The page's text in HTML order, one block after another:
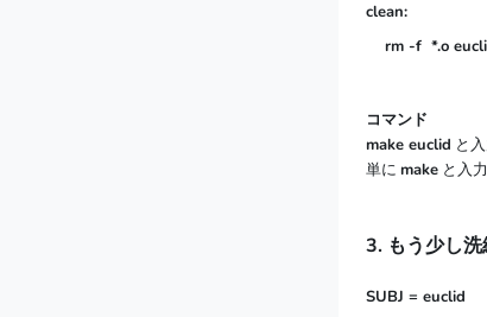
clean:
rm -f  *.o
コマンド
make euclid と
単に make と入
3. もう少し
SUBJ = euclid